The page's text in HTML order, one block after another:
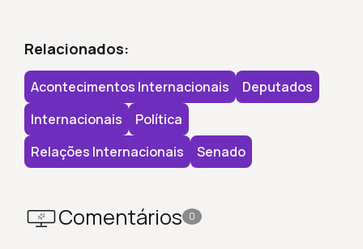
Relacionados:
Acontecimentos Internacionais
Deputados
Internacionais
Política
Relações Internacionais
Senado
Comentários 0